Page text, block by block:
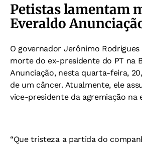
Petistas lamentam
Everaldo
O governador Jerônimo
morte do ex-presidente do PT na
Anunciação, nesta quarta-feira,
de um câncer. Atualmente, ele
vice-presidente da agremiação na
“Que tristeza a partida do